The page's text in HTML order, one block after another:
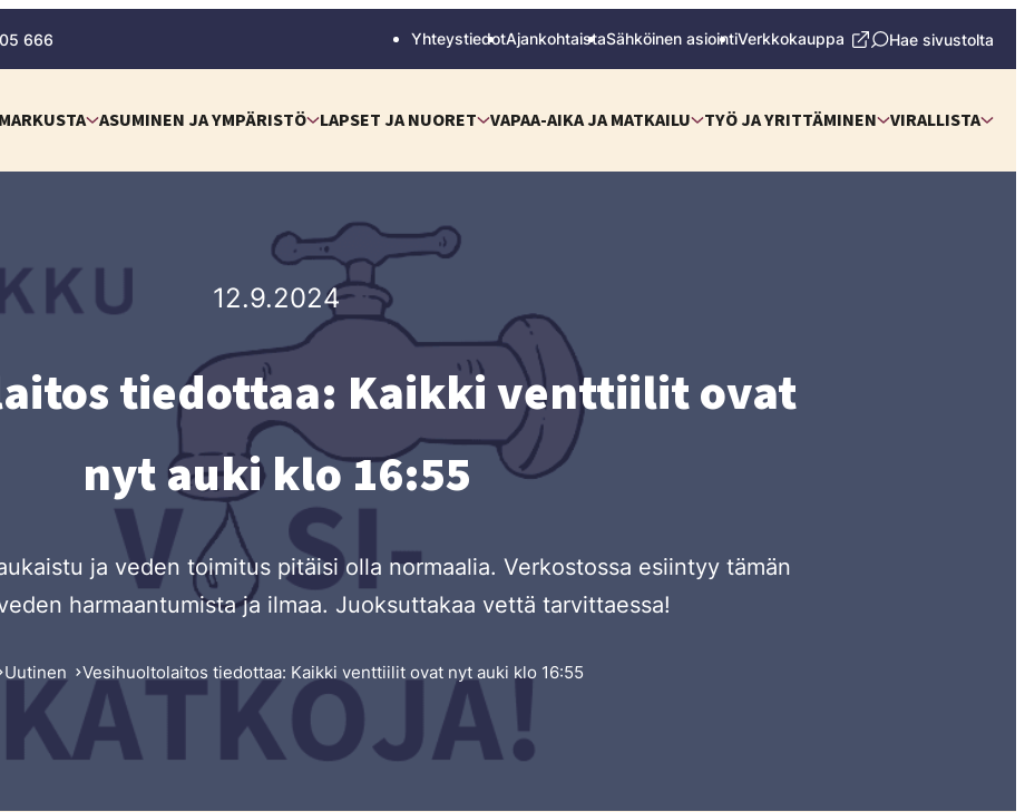
666 YhteystiedotAjankohtaistaSähköinen asiointiVerkkokauppa Hae sivustolta
ASUMINEN JA YMPÄRISTÖ LAPSET JA NUORET VAPAA-AIKA JA MATKAILU TYÖ JA YRITTÄMINEN VIRALLISTA
12.9.2024
tiedottaa: Kaikki venttiilit ovat
nyt auki klo 16:55
ja veden toimitus pitäisi olla normaalia. Verkostossa esiintyy tämän
harmaantumista ja ilmaa. Juoksuttakaa vettä tarvittaessa!
Uutinen Vesihuoltolaitos tiedottaa: Kaikki venttiilit ovat nyt auki klo 16:55